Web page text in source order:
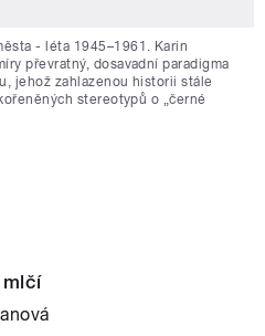
- léta 1945–1961. Karin
převratný, dosavadní paradigma
jehož zahlazenou historii stále
stereotypů o „černé
mlčí